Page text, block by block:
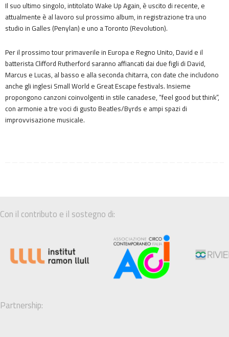
Il suo ultimo singolo, intitolato Wake Up Again, è uscito di recente, e
attualmente è al lavoro sul prossimo album, in registrazione tra uno
studio in Galles (Penylan) e uno a Toronto (Revolution).
Per il prossimo tour primaverile in Europa e Regno Unito, David e il
batterista Clifford Rutherford saranno affiancati dai due figli di David,
Marcus e Lucas, al basso e alla seconda chitarra, con date che includono
anche gli inglesi Small World e Great Escape festivals. Insieme
propongono canzoni coinvolgenti in stile canadese, “feel good but think”,
con armonie a tre voci di gusto Beatles/Byrds e ampi spazi di
improvvisazione musicale.
Con il contributo e il sostegno di:
Partnership: